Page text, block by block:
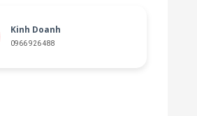
Kinh Doanh
0966 926 488